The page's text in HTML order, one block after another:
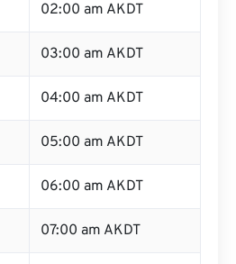
02:00 am AKDT
03:00 am AKDT
04:00 am AKDT
05:00 am AKDT
06:00 am AKDT
07:00 am AKDT